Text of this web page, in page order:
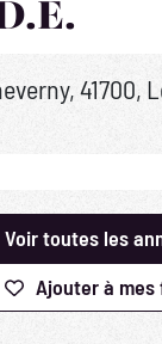
41700,
Voir toutes les
Ajouter à mes